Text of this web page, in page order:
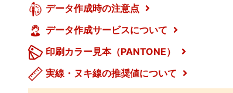
データ作成時の注意点
データ作成サービスについて
印刷カラー見本（PANTONE）
実線・ヌキ線の推奨値について